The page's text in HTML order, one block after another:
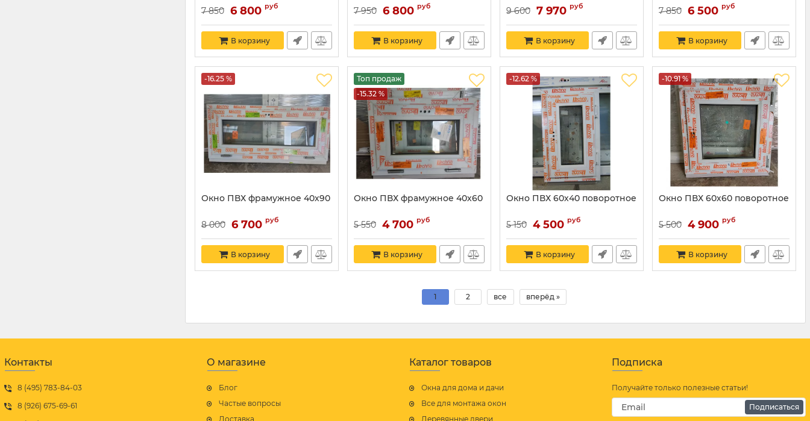
7 850 6 800 руб
В корзину
7 950 6 800 руб
В корзину
9 600 7 970 руб
В корзину
7 850 6 500 руб
В корзину
-16.25 %
Окно ПВХ фрамужное 40х90
8 000 6 700 руб
В корзину
Топ продаж
-15.32 %
Окно ПВХ фрамужное 40х60
5 550 4 700 руб
В корзину
-12.62 %
Окно ПВХ 60х40 поворотное
5 150 4 500 руб
В корзину
-10.91 %
Окно ПВХ 60х60 поворотное
5 500 4 900 руб
В корзину
1 2 все вперёд »
Контакты
8 (495) 783-84-03
8 (926) 675-69-61
О магазине
Блог
Частые вопросы
Доставка
Каталог товаров
Окна для дома и дачи
Все для монтажа окон
Деревянные двери
Подписка
Получайте только полезные статьи!
Подписаться